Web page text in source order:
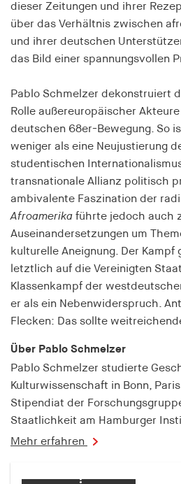
dieser Zeitungen und ihrer
über das Verhältnis zwischen
und ihrer deutschen
das Bild einer spannungsvollen
Pablo Schmelzer dekonstruiert
Rolle außereuropäischer
deutschen 68er-Bewegung. So
weniger als eine Neujustierung
studentischen
transnationale Allianz politisch
ambivalente Faszination der
Afroamerika führte jedoch auch
Auseinandersetzungen um
kulturelle Aneignung. Der Kampf
letztlich auf die Vereinigten
Klassenkampf der
er als ein Nebenwiderspruch.
Flecken: Das sollte
Über Pablo Schmelzer
Pablo Schmelzer studierte
Kulturwissenschaft in Bonn,
Stipendiat der
Staatlichkeit am Hamburger
Mehr erfahren
Name:
fe_typo_user
Anbieter:
Cookie Laufzeit:
Sitzung
fonts_loaded
Name:
fonts_loaded
Anbieter:
hamburger-edition.de
Cookie Laufzeit: